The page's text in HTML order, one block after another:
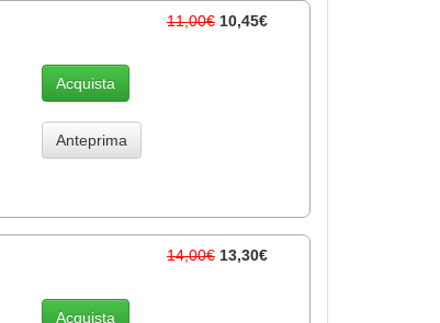
11,00€ 10,45€
Acquista
Anteprima
14,00€ 13,30€
Acquista